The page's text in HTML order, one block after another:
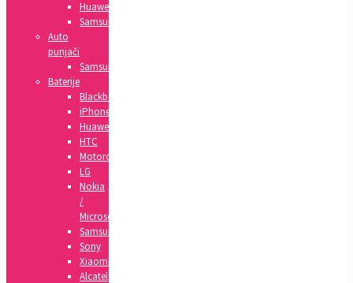
Huawei
Samsung
Auto
punjači
Samsung
Baterije
Blackberry
iPhone
Huawei
HTC
Motorola
LG
Nokia
/
Microsoft
Samsung
Sony
Xiaomi
Alcatel